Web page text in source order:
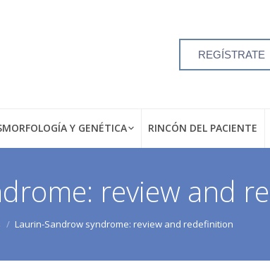
REGÍSTRATE
Y GENÉTICA RINCÓN DEL PACIENTE
review and
Laurin-Sandrow syndrome: review and redefinition